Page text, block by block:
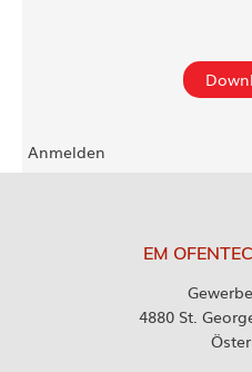
Anmelden
EM
4880 St.